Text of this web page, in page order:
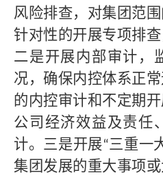
风险排查，对集团范
针对性的开展专项排查
二是开展内部审计，
况，确保内控体系正
的内控审计和不定期
公司经济效益及责任
计。三是开展“三重一
集团发展的重大事项